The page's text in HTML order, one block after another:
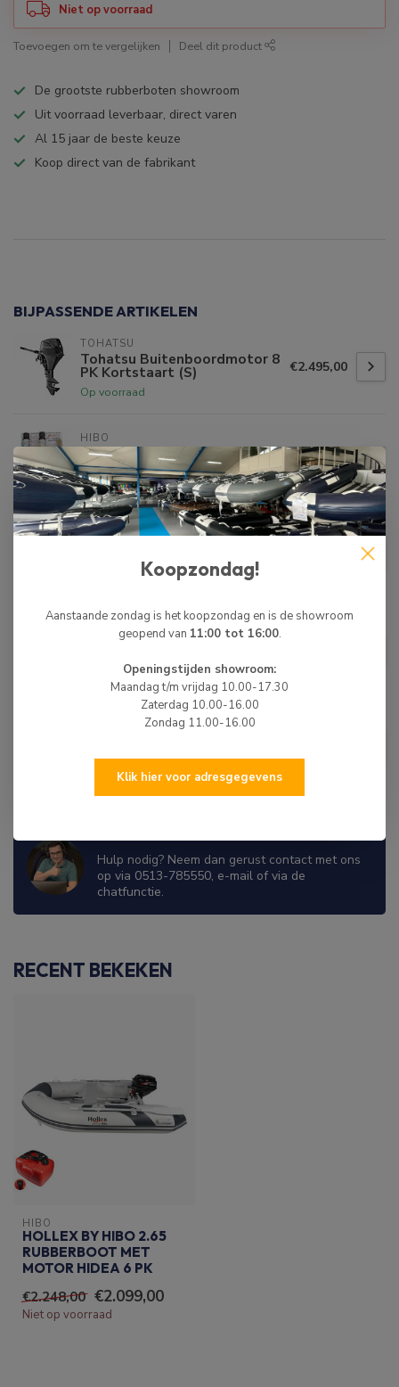
Niet op voorraad
Toevoegen om te vergelijken Deel dit product
De grootste rubberboten showroom
Uit voorraad leverbaar, direct varen
Al 15 jaar de beste keuze
Koop direct van de fabrikant
BIJPASSENDE ARTIKELEN
TOHATSU
Tohatsu Buitenboordmotor 8
PK Kortstaart (S)
Op voorraad
€2.495,00
HIBO
HIBO PVC Rubberboot 2
componenten Reparatie Set
Op voorraad
€45,00
€34,99
TOHATSU
PK Kortstaart (S)
Op voorraad
Tohatsu Buitenboordmotor 6
Op voorraad
Op voorraad
WIJ ZIJN ER OM JE TE HELPEN!
Hulp nodig? Neem dan gerust contact met ons
op via 0513-785550, e-mail of via de
chatfunctie.
RECENT BEKEKEN
HIBO
HOLLEX BY HIBO 2.65
RUBBERBOOT MET
MOTOR HIDEA 6 PK
€2.248,00 €2.099,00
Niet op voorraad
Koopzondag!
Aanstaande zondag is het koopzondag en is de showroom
geopend van 11:00 tot 16:00.
Openingstijden showroom:
Maandag t/m vrijdag 10.00-17.30
Zaterdag 10.00-16.00
Zondag 11.00-16.00
Klik hier voor adresgegevens